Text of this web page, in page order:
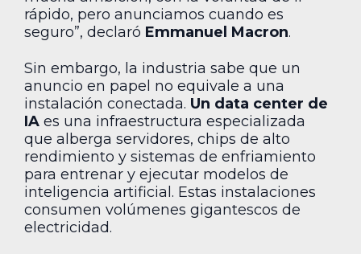
rápido, pero anunciamos cuando es
seguro”, declaró Emmanuel Macron.
Sin embargo, la industria sabe que un
anuncio en papel no equivale a una
instalación conectada. Un data center de
IA es una infraestructura especializada
que alberga servidores, chips de alto
rendimiento y sistemas de enfriamiento
para entrenar y ejecutar modelos de
inteligencia artificial. Estas instalaciones
consumen volúmenes gigantescos de
electricidad.